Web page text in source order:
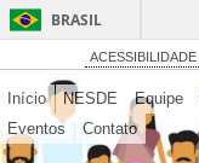
BRASIL
ACESSIBILIDADE
Início NESDE Equipe
Eventos
Contato